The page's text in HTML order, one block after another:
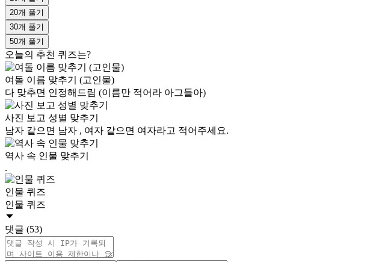
20개 풀기
30개 풀기
50개 풀기
오늘의 추천 퀴즈는?
여돌 이름 맞추기 (고인물)
다 맞추면 인정해드림 (이름만 적어라 아그들아)
사진 보고 성별 맞추기
남자 같으면 남자 , 여자 같으면 여자라고 적어주세요.
역사 속 인물 맞추기
.
인물 퀴즈
인물 퀴즈
댓글 (53)